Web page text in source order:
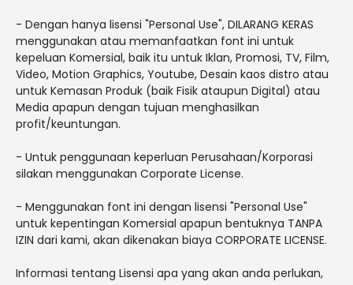
- Dengan hanya lisensi "Personal Use", DILARANG KERAS
menggunakan atau memanfaatkan font ini untuk
kepeluan Komersial, baik itu untuk Iklan, Promosi, TV, Film,
Video, Motion Graphics, Youtube, Desain kaos distro atau
untuk Kemasan Produk (baik Fisik ataupun Digital) atau
Media apapun dengan tujuan menghasilkan
profit/keuntungan.
- Untuk penggunaan keperluan Perusahaan/Korporasi
silakan menggunakan Corporate License.
- Menggunakan font ini dengan lisensi "Personal Use"
untuk kepentingan Komersial apapun bentuknya TANPA
IZIN dari kami, akan dikenakan biaya CORPORATE LICENSE.
Informasi tentang Lisensi apa yang akan anda perlukan,